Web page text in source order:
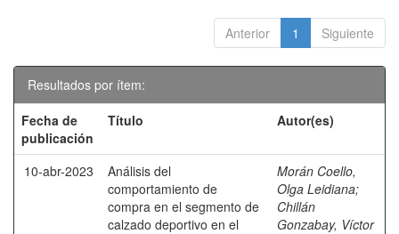
Anterior 1 Siguiente
Resultados por ítem:
Fecha de
publicación
Título Autor(es)
10-abr-2023
Análisis del
comportamiento de
compra en el segmento de
calzado deportivo en el
Morán Coello,
Olga Leidiana;
Chillán
Gonzabay, Víctor